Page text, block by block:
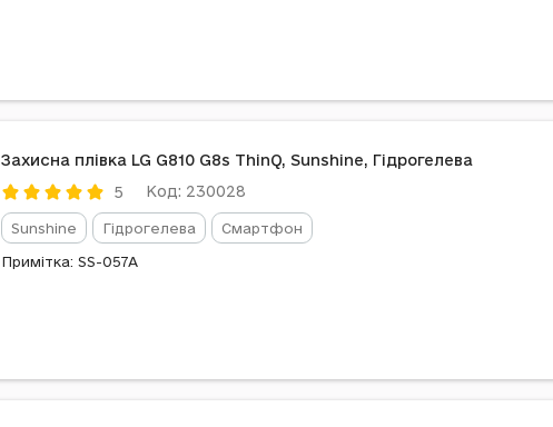
Захисна плівка LG G810 G8s ThinQ, Sunshine, Гідрогелева
5
Код: 230028
Sunshine Гідрогелева Смартфон
Примітка: SS-057A